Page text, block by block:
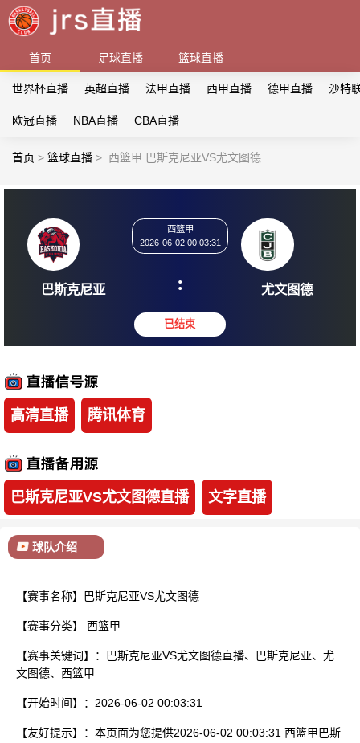
首页 足球直播 篮球直播
世界杯直播 英超直播 法甲直播 西甲直播 德甲直播 沙特
欧冠直播 NBA直播 CBA直播
首页 > 篮球直播 > 西篮甲 巴斯克尼亚VS尤文图德
2026-06-02 00:03:31
:
高清直播 腾讯体育
巴斯克尼亚VS尤文图德直播 文字直播
球队介绍
【赛事名称】巴斯克尼亚VS尤文图德
【赛事分类】 西篮甲
【赛事关键词】：巴斯克尼亚VS尤文图德直播、巴斯克尼亚、尤
文图德、西篮甲
【开始时间】：2026-06-02 00:03:31
【友好提示】：本页面为您提供2026-06-02 00:03:31 西篮甲巴斯